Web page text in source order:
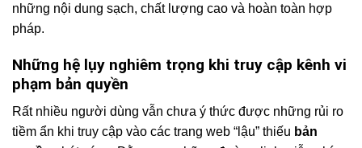
những nội dung sạch, chất lượng cao và hoàn toàn hợp
pháp.
Những hệ lụy nghiêm trọng khi truy cập kênh vi
phạm bản quyền
Rất nhiều người dùng vẫn chưa ý thức được những rủi ro
tiềm ẩn khi truy cập vào các trang web “lậu” thiếu bản